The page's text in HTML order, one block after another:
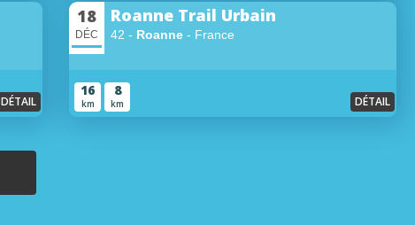
DÉTAIL
18
DÉC
Roanne Trail Urbain
42 - Roanne - France
16
km
8
km DÉTAIL